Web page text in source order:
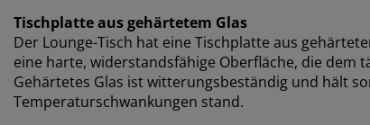
Tischplatte aus gehärtetem Glas
Der Lounge-Tisch hat eine Tischplatte aus
eine harte, widerstandsfähige Oberfläche, die
Gehärtetes Glas ist witterungsbeständig und hält
Temperaturschwankungen stand.